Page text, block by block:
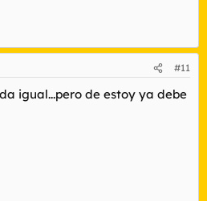
#11
igual...pero de estoy ya debe